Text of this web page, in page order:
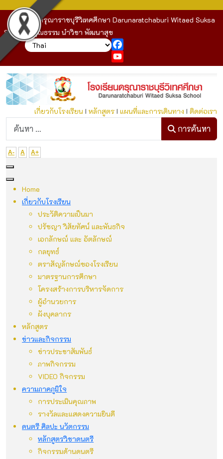
โรงเรียนดรุณาราชบุรีวิเทศศึกษา Darunaratchaburi Witaed Suksa
School : คุณธรรม นำวิชา พัฒนาสุข
YouTube
เกี่ยวกับโรงเรียนI หลักสูตรI แผนที่และการเดินทาง I ติดต่อเรา
ก
การค้นหา
A- A A+
Home
เกี่ยวกับโรงเรียน
ประวัติความเป็นมา
ปรัชญา วิสัยทัศน์ และพันธกิจ
เอกลักษณ์ และ อัตลักษณ์
กลยุทธ์
ตราสัญลักษณ์ของโรงเรียน
มาตรฐานการศึกษา
โครงสร้างการบริหารจัดการ
ผู้อำนวยการ
ผังบุคลากร
หลักสูตร
ข่าวและกิจกรรม
ข่าวประชาสัมพันธ์
ภาพกิจกรรม
VIDEO กิจกรรม
ความภาคภูมิใจ
การประเมินคุณภาพ
รางวัลและแสดงความยินดี
ดนตรี ศิลปะ นวัตกรรม
หลักสูตรวิชาดนตรี
กิจกรรมด้านดนตรี